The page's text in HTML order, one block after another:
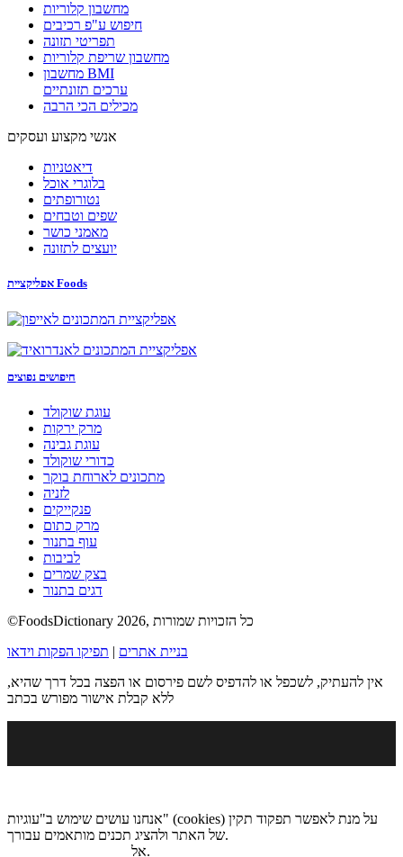
מחשבון קלוריות
חיפוש ע"פ רכיבים
תפריטי תזונה
מחשבון שריפת קלוריות
מחשבון BMI
ערכים תזונתיים
מכילים הכי הרבה
אנשי מקצוע ועסקים
דיאטניות
בלוגרי אוכל
נטורופתים
שפים וטבחים
מאמני כושר
יועצים לתזונה
אפליקציית Foods
חיפושים נפוצים
עוגת שוקולד
מרק ירקות
עוגת גבינה
כדורי שוקולד
מתכונים לארוחת בוקר
לזניה
פנקייקים
מרק כתום
עוף בתנור
לביבות
בצק שמרים
דגים בתנור
©FoodsDictionary 2026, כל הזכויות שמורות
בניית אתרים | תפיקו הפקות וידאו
אין להעתיק, לשכפל או להדפיס לשם פירסום או הפצה בכל דרך שהיא,
ללא קבלת אישור מפורש בכתב
אנחנו עושים שימוש ב"עוגיות" (cookies) על מנת לאפשר תפקוד תקין
של האתר ולהציג תכנים מותאמים עבורך.
אל.